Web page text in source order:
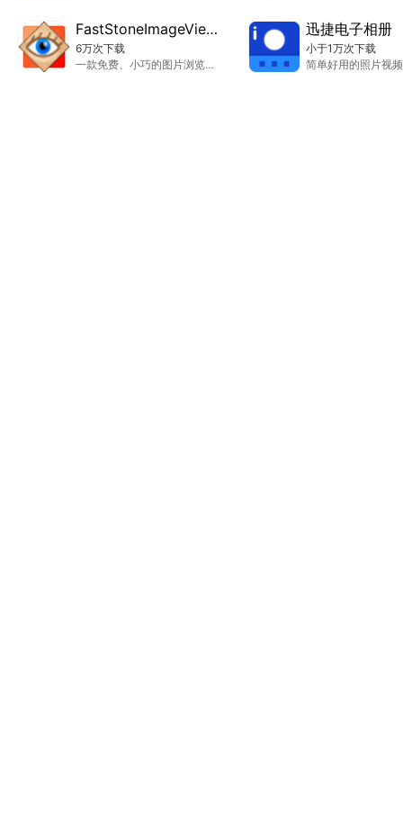
FastStoneImageViewer
6万次下载
一款免费、小巧的图片浏览和编辑软件
迅捷电子相册
小于1万次下载
简单好用的照片视